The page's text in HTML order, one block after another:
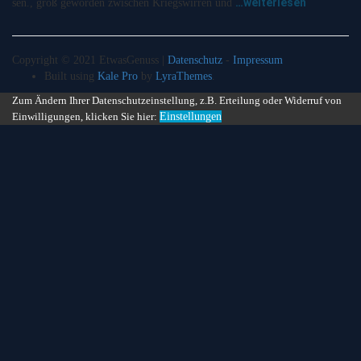
sen., groß geworden zwischen Kriegswirren und
Copyright © 2021 EtwasGenuss | Datenschutz - Impressum
Built using Kale Pro by LyraThemes
Zum Ändern Ihrer Datenschutzeinstellung, z.B. Erteilung oder Widerruf von
Einwilligungen, klicken Sie hier: Einstellungen